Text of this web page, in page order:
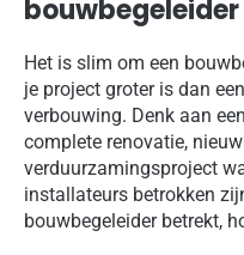
Het is slim om een
je project groter is dan
verbouwing. Denk aan
complete renovatie,
verduurzamingsproject
installateurs betrokken
bouwbegeleider betrekt,